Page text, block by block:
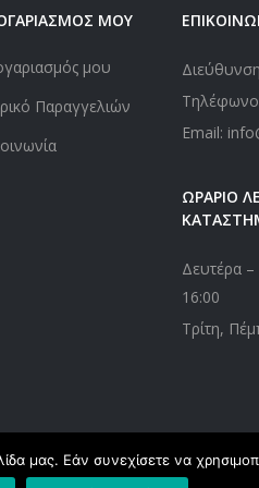
ΜΟΥ
μου
Παραγγελιών
Email:
ΩΡΑΡΙΟ
Δευτέρα
16:00
Τρίτη,
μας. Εάν συνεχίσετε να